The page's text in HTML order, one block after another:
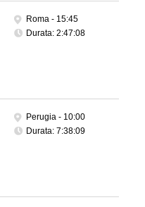
Roma - 15:45
Durata: 2:47:08
Perugia - 10:00
Durata: 7:38:09